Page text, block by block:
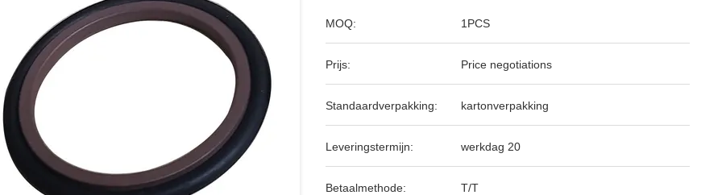
MOQ: 1PCS
Prijs: Price negotiations
Standaardverpakking: kartonverpakking
Leveringstermijn: werkdag 20
Betaalmethode: T/T